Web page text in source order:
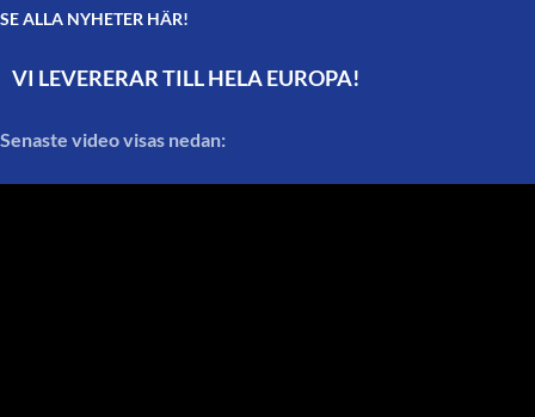
SE ALLA NYHETER HÄR!
VI LEVERERAR TILL HELA EUROPA!
Senaste video visas nedan: